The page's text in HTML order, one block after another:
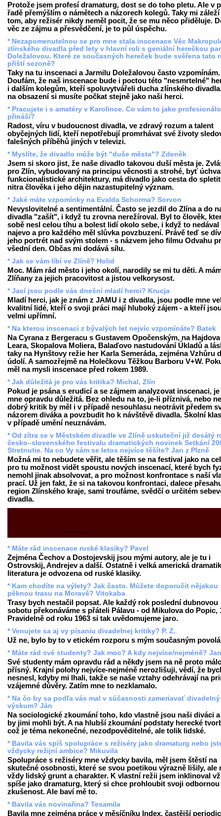
Protože jsem profesí dramaturg, dost se do toho pletu. Ale v
řadě přemýšlím o námětech a názorech kolegů. Taky mi záleží
tom, aby režisér nikdy neměl pocit, že se mu něco přiděluje.
věc ze zájmu a přesvědčení, je to půl úspěchu.
* Nezapomenutelnou se pro mne stala inscenace Věc
zlínského divadla před lety v hlavní roli s geniální herečkou
Doležalovou. Které ze současných hereček bude svěřena tato
přiští sezoně?
Taky na tu inscenaci a Jarmilu Doležalovou často vzpomínám.
Doufám, že naš inscenace bude i poctou této "nesmrtelné"
i dalším kolegům, kteří spoluvytvářeli ducha zlínského
na obsazení si musíte počkat stejně jako naši herci.
* Pracujete i s amatéry v Karolince. Co vám to jako
přináší?
Radost, víru v budoucnost divadla, ve zdravý rozum a talent
obyčejných lidí, kteří nepotřebují promrhávat své životy
falešných příběhů jiných v televizi.
* Myslíte, že divadlo může být "duše města"? Zdeněk
Jsem si skoro jist, že naše divadlo takovou duší města je.
pro Zlín, vybudovaný na principu věcnosti a strohé, byť
funkcionalistické architektury, má divadlo jako cesta do
nitra člověka i jeho dějin nazastupitelný význam.
* Jaké máte vzpomínky na Evalda Schorma? Sorvon
Nevyslovitelné a sentimentální. Často se jezdil do Zlína a do
divadla "zašít", i když tu zrovna nerežíroval. Byl to člověk,
sobě nesl celou tíhu a bolest lidí okolo sebe, i když to nedával
najevo a pro každého měl slůvka povzbuzení. Právě teď se
jeho portrét nad svým stolem - s názvem jeho filmu Odvahu
všední den. Občas mi dodává sílu.
* Jak se vám líbí ve Zlíně? Holid
Moc. Mám rád město i jeho okolí, narodily se mi tu děti. A
Zlíňany za jejich pracovitost a jistou velkorysost.
* Jací jsou podle vás dnešní mladí herci? Krucja
Mladí herci, jak je znám z JAMU i z divadla, jsou podle mne
kvalitní lidé, kteří o svoji práci mají hluboký zájem - a kteří
velmi upřímní.
* Na kterou inscenaci z bývalých let nejvíc vzpomínáte? Batek
Na Cyrana z Bergeracu s Gustavem Opočenským, na
Leara, Skopalova Moliera, Balaďovo nastudování Úkladů a
taky na Hynštovy režie her Karla Semeráda, zejména Vzhůru
údolí. A samozřejmě na Holečkovu Těžkou Barboru V+W.
měl na mysli inscenace před rokem 1989.
* Jak důležitá je pro vás kritika? Michal, Zlín
Pokud je psána s erudicí a se zájmem analyzovat inscenaci,
mne opravdu důležitá. Bez ohledu na to, je-li příznivá, nebo
dobrý kritik by měl i v případě nesouhlasu neotrávit předem
názorem diváka a povzbudit ho k návštěvě divadla. Školní
v případě umění neuznávám.
* Od zítra se v Městském divadle ve Zlíně uskuteční již desátý
česko–slovenského festivalu dramatických novinek Setkání
Stretnutie. Na co Vy sám se letos nejvíce těšíte? Jan z Plzně
Možná mi to nebudete věřit, ale těším se na festival jako na
pro tu možnost vidět spoustu nových inscenací, které bych
nemohl jinak absolvovat, a pro možnost konfrontace s naší
prací. Už jen fakt, že si na takovou konfrontaci, dalece
region Zlínského kraje, sami troufáme, svědčí o určitém
divadla.
* Máte rád inscenace ruské klasiky? Pavel
Zejména Čechov a Dostojevskij jsou mými autory, ale je tu i
Ostrovskij, Andrejev a další. Ostatně i velká americká
literatura je odvozena od ruské klasiky.
* Kam chodíte na výlety? Jak často. Můžete doporučit nějakou
pěknou trasu na Moravě? Vitokaba
Trasy bych nestačil popsat. Ale každý rok poslední dubnovou
sobotu překonáváme s přáteli Pálavu - od Mikulova do Popic,
Pravidelně od roku 1963 si tak uvědomujeme jaro.
* Venujete sa aj vy písaniu divadelnej kritiky? P. Z.
Už ne, bylo by to v etickém rozporu s mým současným
* Máte rád své studenty? Jak moc? A kdy nejvíce/nejméně?
Své studenty mám opravdu rád a někdy jsem na ně proto
přísný. Krajní polohy nejvíce-nejméně nerozlišuji, vědí, že
nesnesl, kdyby mi lhali, takže se naše vztahy odehrávají na
vzájemné důvěry. Zatím mne to nezklamalo.
* Na čo by sa podľa vás mal v súčasnosti zameriavať divadelný
výskum? Ján
Na sociologické zkoumání toho, kdo vlastně jsou naši diváci
by jimi mohli být. A na hlubší zkoumání podstaty herecké
což je téma nekonečné, nezodpověditelné, ale tolik lidské.
* Bavila vás spíš spolupráce s režiséry jako dramaturg nebo
vždycky režijní ambice? Mikuvila
Spolupráce s režiséry mne vždycky bavila, měl jsem štěstí na
skutečné osobnosti, které se svou poetikou výrazně lišily, ale
vždy lidský grunt a charakter. K vlastní režii jsem inklinoval
spíše jako dramaturg, který si chce prohloubit svoji odbornou
zkušenost. Ale baví mě to.
* Bavila vás novinařina? Tesamila
Bavila mne zejména práce v měsíčníku Index, častější